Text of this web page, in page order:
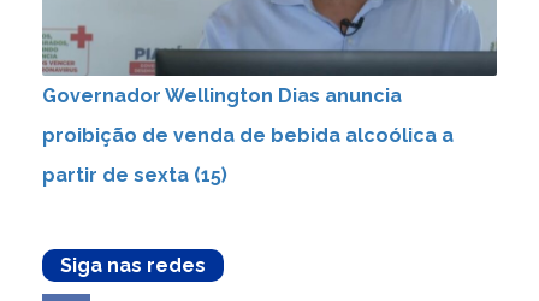
Governador Wellington Dias anuncia
proibição de venda de bebida alcoólica a
partir de sexta (15)
Siga nas redes